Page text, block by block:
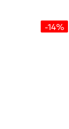
-14%